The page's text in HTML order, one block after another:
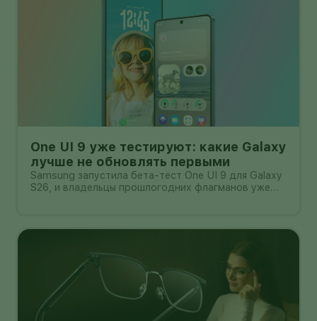
One UI 9 уже тестируют: какие Galaxy
лучше не обновлять первыми
Samsung запустила бета-тест One UI 9 для Galaxy
S26, и владельцы прошлогодних флагманов уже